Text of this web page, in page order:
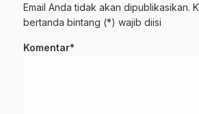
Email Anda tidak akan dipublikasikan.
bertanda bintang (*) wajib diisi
Komentar*